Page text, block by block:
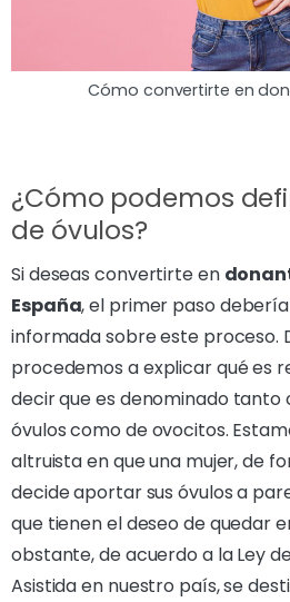
Cómo convertirte en
¿Cómo podemos
de óvulos?
Si deseas convertirte en
España, el primer paso
informada sobre este proceso.
procedemos a explicar qué es
decir que es denominado tanto
óvulos como de ovocitos.
altruista en que una mujer, de
decide aportar sus óvulos a
que tienen el deseo de quedar
obstante, de acuerdo a la Ley
Asistida en nuestro país, se